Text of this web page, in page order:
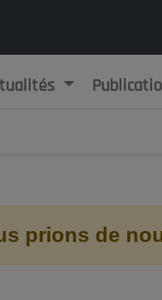
République
prions de